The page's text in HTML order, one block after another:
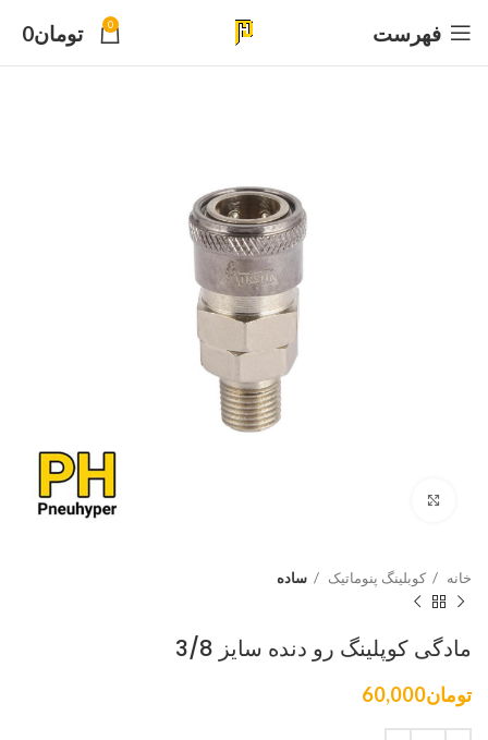
فهرست 0 تومان0
خانه کوبلینگ پنوماتیک ساده
مادگی کوپلینگ رو دنده سایز 3/8
تومان60,000